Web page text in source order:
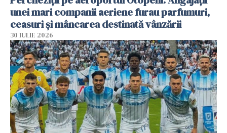
unei mari companii aeriene furau parfumuri,
ceasuri și mâncarea destinată vânzării
30 IULIE 2026